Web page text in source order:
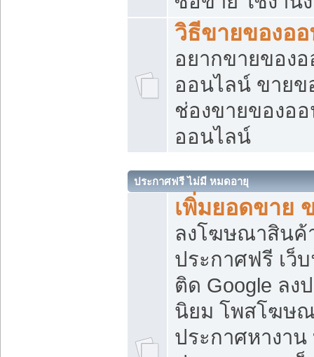
วิธีขายของอ
อยากขายของ
ออนไลน์ ขายข
ช่องขายของอ
ออนไลน์
ประกาศฟรี ไม่มี หมดอายุ
เพิ่มยอดขาย
ลงโฆษณาสิน
ประกาศฟรี เว็
ติด Google ลง
นิยม โพสโฆษ
ประกาศหางาน